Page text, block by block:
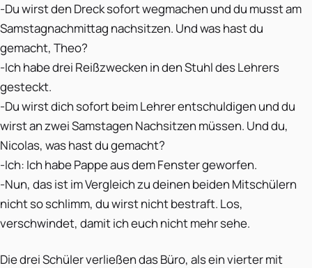
-Du wirst den Dreck sofort wegmachen und du musst am
Samstagnachmittag nachsitzen. Und was hast du
gemacht, Theo?
-Ich habe drei Reißzwecken in den Stuhl des Lehrers
gesteckt.
-Du wirst dich sofort beim Lehrer entschuldigen und du
wirst an zwei Samstagen Nachsitzen müssen. Und du,
Nicolas, was hast du gemacht?
-Ich: Ich habe Pappe aus dem Fenster geworfen.
-Nun, das ist im Vergleich zu deinen beiden Mitschülern
nicht so schlimm, du wirst nicht bestraft. Los,
verschwindet, damit ich euch nicht mehr sehe.
Die drei Schüler verließen das Büro, als ein vierter mit